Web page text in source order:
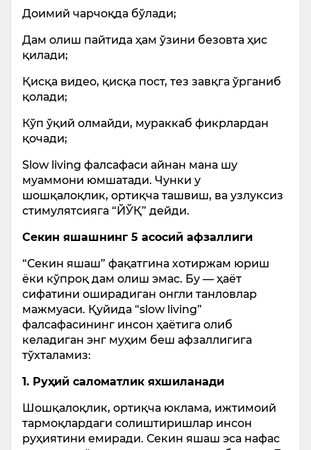
Доимий чарчоқда бўлади;
Дам олиш пайтида ҳам ўзини безовта ҳис
қилади;
Қисқа видео, қисқа пост, тез завқга ўрганиб
қолади;
Кўп ўқий олмайди, мураккаб фикрлардан
қочади;
Slow living фалсафаси айнан мана шу
муаммони юмшатади. Чунки у
шошқалоқлик, ортиқча ташвиш, ва узлуксиз
стимулятсияга “ЙЎҚ” дейди.
Секин яшашнинг 5 асосий афзаллиги
“Секин яшаш” фақатгина хотиржам юриш
ёки кўпроқ дам олиш эмас. Бу — ҳаёт
сифатини оширадиган онгли танловлар
мажмуаси. Қуйида “slow living”
фалсафасининг инсон ҳаётига олиб
келадиган энг муҳим беш афзаллигига
тўхталамиз:
1. Руҳий саломатлик яхшиланади
Шошқалоқлик, ортиқча юклама, ижтимоий
тармоқлардаги солиштиришлар инсон
руҳиятини емиради. Секин яшаш эса нафас